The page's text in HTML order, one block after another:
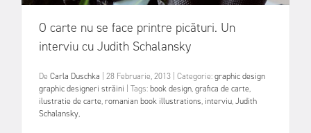
O carte nu se face printre picături. Un
interviu cu Judith Schalansky
De Carla Duschka 28 Februarie, 2013 Categorie:graphic design
graphic designeri străini
Tags:book design,grafica de carte,
ilustratie de carte,romanian book illustrations, interviu,Judith
Schalansky,